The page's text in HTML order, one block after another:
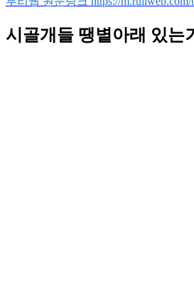
시골개들 땡볕아래 있는